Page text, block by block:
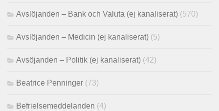
Avslöjanden – Bank och Valuta (ej kanaliserat) (570)
Avslöjanden – Medicin (ej kanaliserat) (5)
Avsöjanden – Politik (ej kanaliserat) (42)
Beatrice Penninger (73)
Befrielsemeddelanden (4)